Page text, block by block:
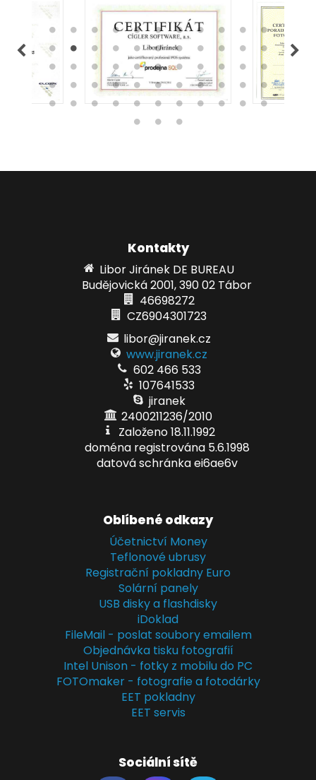
Kontakty
Libor Jiránek DE BUREAU
Budějovická 2001, 390 02 Tábor
46698272
CZ6904301723
libor@jiranek.cz
www.jiranek.cz
602 466 533
107641533
jiranek
2400211236/2010
Založeno 18.11.1992
doména registrována 5.6.1998
datová schránka ei6ae6v
Oblíbené odkazy
Účetnictví Money
Teflonové ubrusy
Registrační pokladny Euro
Solární panely
USB disky a flashdisky
iDoklad
FileMail - poslat soubory emailem
Objednávka tisku fotografií
Intel Unison - fotky z mobilu do PC
FOTOmaker - fotografie a fotodárky
EET pokladny
EET servis
Sociální sítě